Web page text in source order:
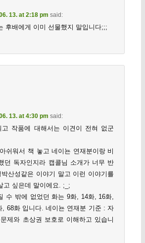
13. at 2:18 pm said:
후배에게 이미 선물했지 말입니다;;;
13. at 4:30 pm said:
고 작품에 대해서는 이견이 전혀 없군
쉬워서 책 놓고 네이뇬 연재분이랑 비
던 독자인지라 캡콜님 소개가 너무 반
산성같은 이야기 말고 이런 이야기를
고 싶은데 말이에요. ;_;
수 밖에 없었던 화는 9화, 14화, 16화,
, 68화 입니다. 네이뇬 연재분 기준 : 자
제와 초상권 보호로 이해하고 있습니